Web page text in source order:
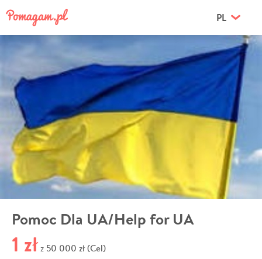
PL
Pomoc Dla UA/Help for UA
1 zł z 50 000 zł (Cel)